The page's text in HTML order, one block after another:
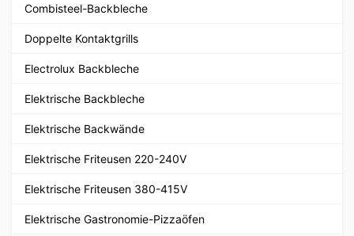
Combisteel-Backbleche
Doppelte Kontaktgrills
Electrolux Backbleche
Elektrische Backbleche
Elektrische Backwände
Elektrische Friteusen 220-240V
Elektrische Friteusen 380-415V
Elektrische Gastronomie-Pizzaöfen